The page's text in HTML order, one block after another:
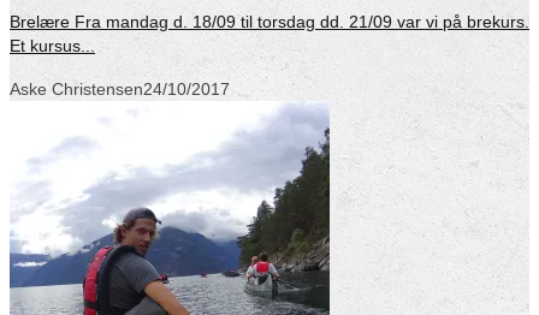
Brelære Fra mandag d. 18/09 til torsdag dd. 21/09 var vi på brekurs.
Et kursus...
Aske Christensen24/10/2017